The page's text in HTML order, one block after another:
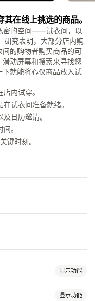
在线上挑选的商品。
密的空间——试衣间，以
研究表明，大部分店内购
的购物者购买商品的可
动屏幕和搜索来寻找您
就能将心仪商品放入试
内试穿。
试衣间准备就绪。
日历邀请。
。
键时刻。
显示功能
显示功能